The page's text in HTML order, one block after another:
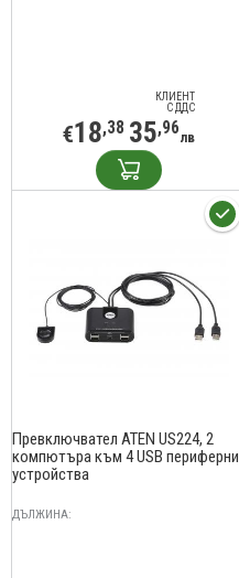
КЛИЕНТ
С ДДС
€18,38 35,96лв
Превключвател ATEN US224, 2
компютъра към 4 USB периферни
устройства
ДЪЛЖИНА: